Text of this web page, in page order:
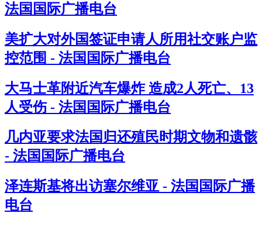
法国国际广播电台
美扩大对外国签证申请人所用社交账户监
控范围 - 法国国际广播电台
大马士革附近汽车爆炸 造成2人死亡、13
人受伤 - 法国国际广播电台
几内亚要求法国归还殖民时期文物和遗骸
- 法国国际广播电台
泽连斯基将出访塞尔维亚 - 法国国际广播
电台